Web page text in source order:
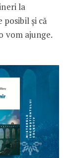
la
posibil și că
vom ajunge.